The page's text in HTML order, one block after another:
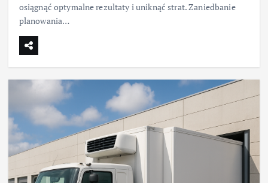
osiągnąć optymalne rezultaty i uniknąć strat. Zaniedbanie
planowania…